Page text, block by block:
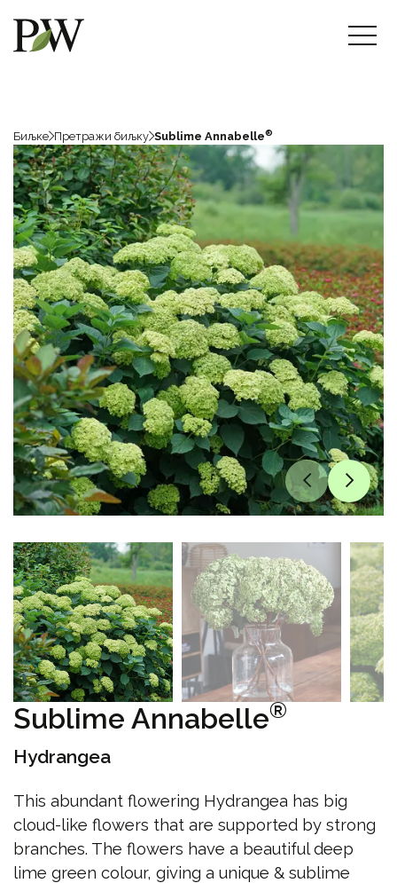
Биљке Претражи биљку Sublime Annabelle®
Sublime Annabelle®
Hydrangea
This abundant flowering Hydrangea has big
cloud-like flowers that are supported by strong
branches. The flowers have a beautiful deep
lime green colour, giving a unique & sublime